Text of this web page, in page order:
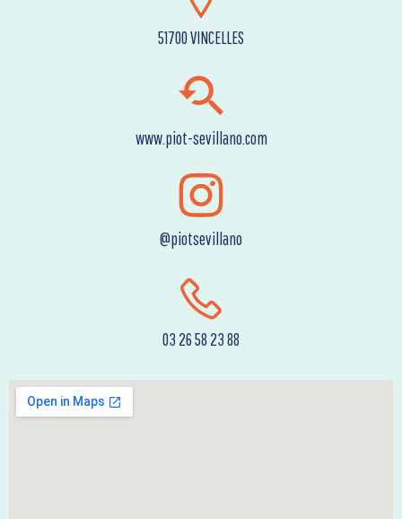
51700 VINCELLES
www.piot-sevillano.com
@piotsevillano
03 26 58 23 88